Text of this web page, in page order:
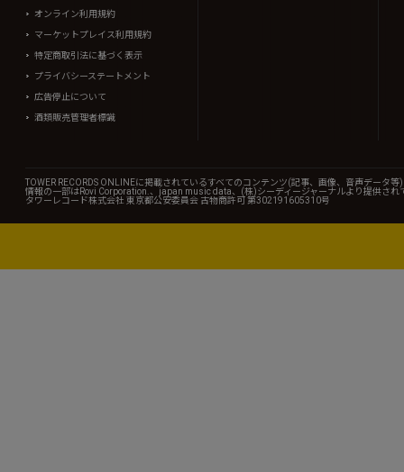
オンライン利用規約
マーケットプレイス利用規約
特定商取引法に基づく表示
プライバシーステートメント
広告停止について
酒類販売管理者標識
TOWER RECORDS ONLINEに掲載されているすべてのコンテンツ(記事、画像、音声データ
情報の一部はRovi Corporation.、japan music data、(株)シーディージャーナルより提供され
タワーレコード株式会社 東京都公安委員会 古物商許可 第302191605310号